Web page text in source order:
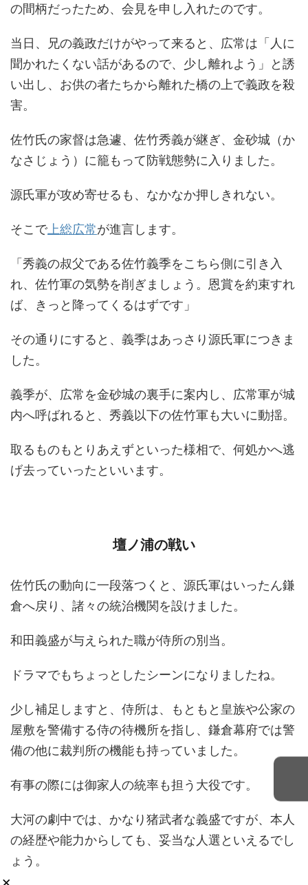
の間柄だったため、会見を申し入れたのです。
当日、兄の義政だけがやって来ると、広常は「人に
聞かれたくない話があるので、少し離れよう」と誘
い出し、お供の者たちから離れた橋の上で義政を殺
害。
佐竹氏の家督は急遽、佐竹秀義が継ぎ、金砂城（か
なさじょう）に籠もって防戦態勢に入りました。
源氏軍が攻め寄せるも、なかなか押しきれない。
そこで上総広常が進言します。
「秀義の叔父である佐竹義季をこちら側に引き入
れ、佐竹軍の気勢を削ぎましょう。恩賞を約束すれ
ば、きっと降ってくるはずです」
その通りにすると、義季はあっさり源氏軍につきま
した。
義季が、広常を金砂城の裏手に案内し、広常軍が城
内へ呼ばれると、秀義以下の佐竹軍も大いに動揺。
取るものもとりあえずといった様相で、何処かへ逃
げ去っていったといいます。
壇ノ浦の戦い
佐竹氏の動向に一段落つくと、源氏軍はいったん鎌
倉へ戻り、諸々の統治機関を設けました。
和田義盛が与えられた職が侍所の別当。
ドラマでもちょっとしたシーンになりましたね。
少し補足しますと、侍所は、もともと皇族や公家の
屋敷を警備する侍の待機所を指し、鎌倉幕府では警
備の他に裁判所の機能も持っていました。
有事の際には御家人の統率も担う大役です。
大河の劇中では、かなり猪武者な義盛ですが、本人
の経歴や能力からしても、妥当な人選といえるでし
ょう。